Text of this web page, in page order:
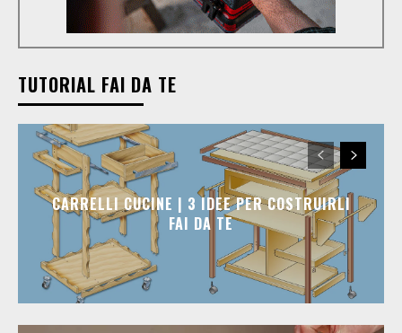
TUTORIAL FAI DA TE
CARRELLI CUCINE | 3 IDEE PER COSTRUIRLI
FAI DA TE